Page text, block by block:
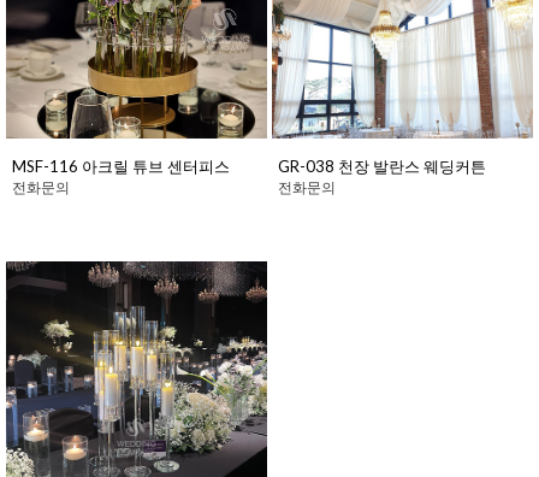
MSF-116 아크릴 튜브 센터피스
전화문의
GR-038 천장 발란스 웨딩커튼
전화문의